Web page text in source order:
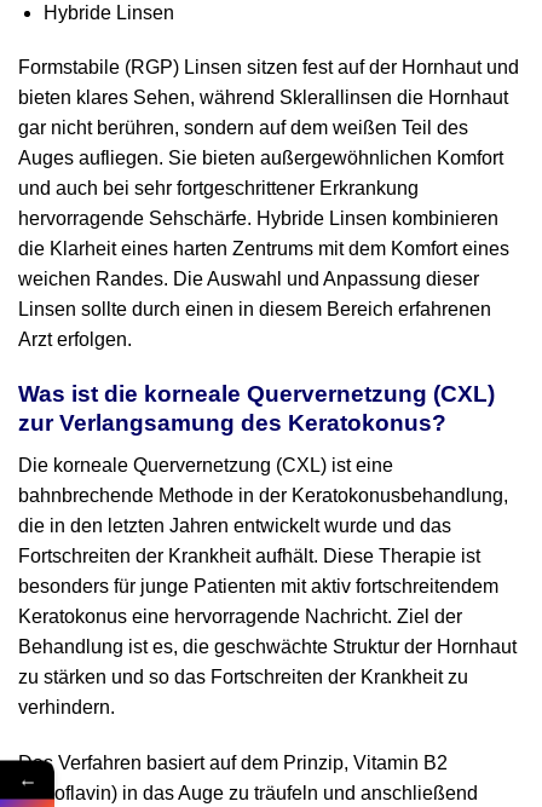
Hybride Linsen
Formstabile (RGP) Linsen sitzen fest auf der Hornhaut und
bieten klares Sehen, während Sklerallinsen die Hornhaut
gar nicht berühren, sondern auf dem weißen Teil des
Auges aufliegen. Sie bieten außergewöhnlichen Komfort
und auch bei sehr fortgeschrittener Erkrankung
hervorragende Sehschärfe. Hybride Linsen kombinieren
die Klarheit eines harten Zentrums mit dem Komfort eines
weichen Randes. Die Auswahl und Anpassung dieser
Linsen sollte durch einen in diesem Bereich erfahrenen
Arzt erfolgen.
Was ist die korneale Quervernetzung (CXL)
zur Verlangsamung des Keratokonus?
Die korneale Quervernetzung (CXL) ist eine
bahnbrechende Methode in der Keratokonusbehandlung,
die in den letzten Jahren entwickelt wurde und das
Fortschreiten der Krankheit aufhält. Diese Therapie ist
besonders für junge Patienten mit aktiv fortschreitendem
Keratokonus eine hervorragende Nachricht. Ziel der
Behandlung ist es, die geschwächte Struktur der Hornhaut
zu stärken und so das Fortschreiten der Krankheit zu
verhindern.
Das Verfahren basiert auf dem Prinzip, Vitamin B2
(Riboflavin) in das Auge zu träufeln und anschließend
←